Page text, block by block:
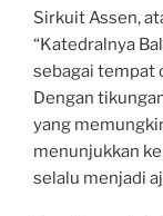
Sirkuit Assen,
“Katedralnya
sebagai tempat
Dengan
yang
menunjukkan
selalu menjadi